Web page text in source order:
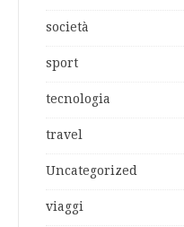
società
sport
tecnologia
travel
Uncategorized
viaggi